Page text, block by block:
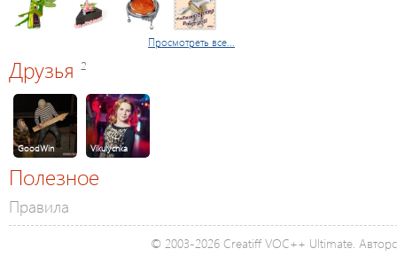
Просмотреть все...
Друзья 2
GoodWin Vikulychka
Полезное
Правила
© 2003-2026 Creatiff VOC++ Ultimate.